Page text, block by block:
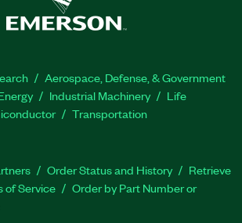
Aerospace, Defense, & Government
Industrial Machinery
Life
Transportation
Order Status and History
Retrieve
of Service
Order by Part Number or